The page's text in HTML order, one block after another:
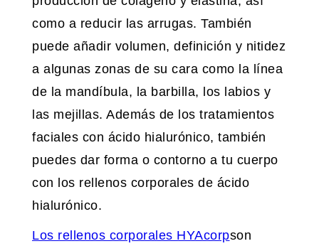
como a reducir las arrugas. También
puede añadir volumen, definición y nitidez
a algunas zonas de su cara como la línea
de la mandíbula, la barbilla, los labios y
las mejillas. Además de los tratamientos
faciales con ácido hialurónico, también
puedes dar forma o contorno a tu cuerpo
con los rellenos corporales de ácido
hialurónico.
Los rellenos corporales HYAcorpson